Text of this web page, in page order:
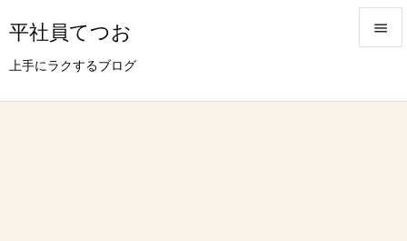
平社員てつお
上手にラクするブログ
